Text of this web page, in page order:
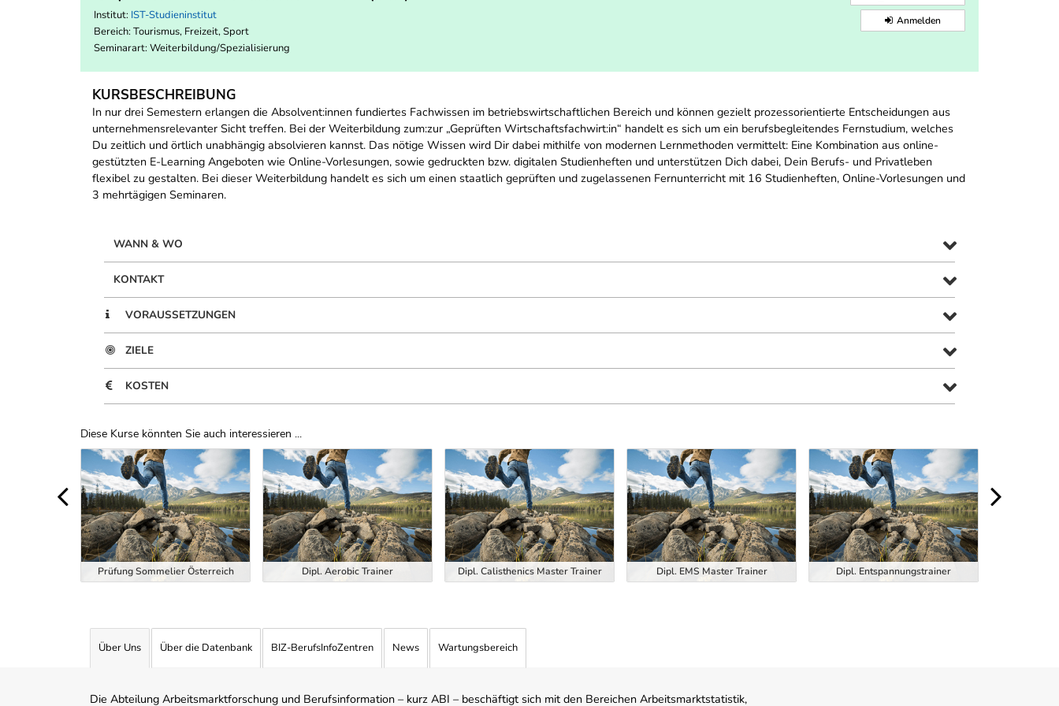
Institut: IST-Studieninstitut
Bereich: Tourismus, Freizeit, Sport
Seminarart: Weiterbildung/Spezialisierung
Anmelden
KURSBESCHREIBUNG
In nur drei Semestern erlangen die Absolvent:innen fundiertes Fachwissen im betriebswirtschaftlichen Bereich und können gezielt prozessorientierte Entscheidungen aus
unternehmensrelevanter Sicht treffen. Bei der Weiterbildung zum:zur „Geprüften Wirtschaftsfachwirt:in“ handelt es sich um ein berufsbegleitendes Fernstudium, welches
Du zeitlich und örtlich unabhängig absolvieren kannst. Das nötige Wissen wird Dir dabei mithilfe von modernen Lernmethoden vermittelt: Eine Kombination aus online-
gestützten E-Learning Angeboten wie Online-Vorlesungen, sowie gedruckten bzw. digitalen Studienheften und unterstützen Dich dabei, Dein Berufs- und Privatleben
flexibel zu gestalten. Bei dieser Weiterbildung handelt es sich um einen staatlich geprüften und zugelassenen Fernunterricht mit 16 Studienheften, Online-Vorlesungen und
3 mehrtägigen Seminaren.
WANN & WO
KONTAKT
VORAUSSETZUNGEN
ZIELE
KOSTEN
Diese Kurse könnten Sie auch interessieren ...
Uber Weiterbildungsvorschläge
Prüfung Sommelier Österreich Dipl. Aerobic Trainer Dipl. Calisthenics Master Trainer Dipl. EMS Master Trainer Dipl. Entspannungstrainer
Über Uns Über die Datenbank BIZ-BerufsInfoZentren News Wartungsbereich
Die Abteilung Arbeitsmarktforschung und Berufsinformation – kurz ABI – beschäftigt sich mit den Bereichen Arbeitsmarktstatistik,